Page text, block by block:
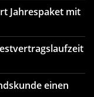
zum
Sie einen
Apps. Alles in
Jahrespaket mit
Jahrespaket
einen